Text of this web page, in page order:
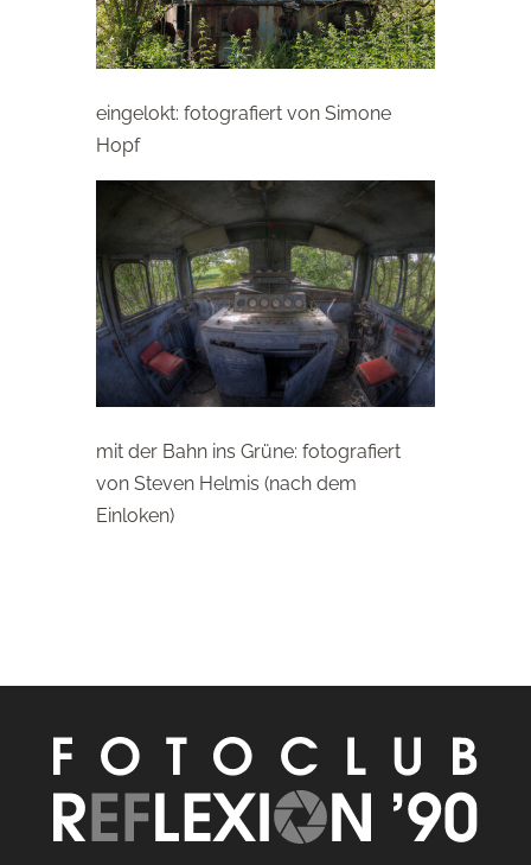
eingelokt: fotografiert von Simone
Hopf
mit der Bahn ins Grüne: fotografiert
von Steven Helmis (nach dem
Einloken)